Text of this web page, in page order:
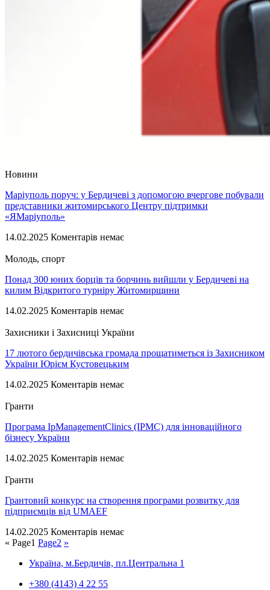
Новини
Маріуполь поруч: у Бердичеві з допомогою вчергове побували
представники житомирського Центру підтримки
«ЯМаріуполь»
14.02.2025 Коментарів немає
Молодь, спорт
Понад 300 юних борців та борчинь вийшли у Бердичеві на
килим Відкритого турніру Житомирщини
14.02.2025 Коментарів немає
Захисники і Захисниці України
17 лютого бердичівська громада прощатиметься із Захисником
України Юрієм Кустовецьким
14.02.2025 Коментарів немає
Гранти
Програма ІpManagementClinics (IPMC) для інноваційного
бізнесу України
14.02.2025 Коментарів немає
Гранти
Грантовий конкурс на створення програми розвитку для
підприємців від UMAEF
14.02.2025 Коментарів немає
« Page1 Page2 »
Україна, м.Бердичів, пл.Центральна 1
+380 (4143) 4 22 55